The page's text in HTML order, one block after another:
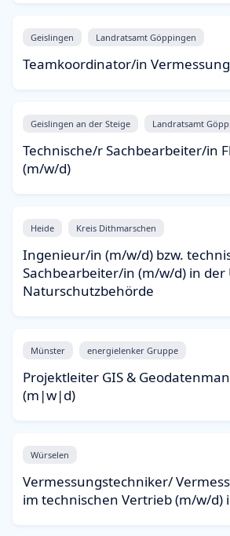
Geislingen Landratsamt Göppingen
Teamkoordinator/in
Geislingen an der Steige Landratsamt
Technische/r Sachbearbeiter/in
(m/w/d)
Heide Kreis Dithmarschen
Ingenieur/in (m/w/d) bzw.
Sachbearbeiter/in (m/w/d) in der
Naturschutzbehörde
Münster energielenker Gruppe
Projektleiter GIS &
(m|w|d)
Würselen
Vermessungstechniker/
im technischen Vertrieb (m/w/d)